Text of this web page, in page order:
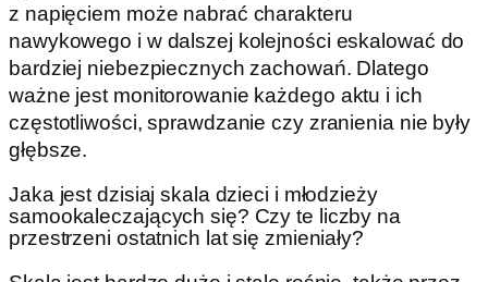
z napięciem może nabrać charakteru
nawykowego i w dalszej kolejności eskalować do
bardziej niebezpiecznych zachowań. Dlatego
ważne jest monitorowanie każdego aktu i ich
częstotliwości, sprawdzanie czy zranienia nie były
głębsze.
Jaka jest dzisiaj skala dzieci i młodzieży
samookaleczających się? Czy te liczby na
przestrzeni ostatnich lat się zmieniały?